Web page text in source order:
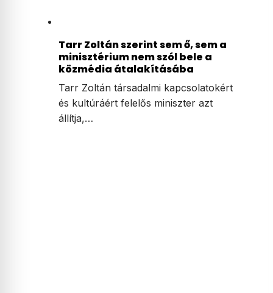
Tarr Zoltán szerint sem ő, sem a
minisztérium nem szól bele a
közmédia átalakításába
Tarr Zoltán társadalmi kapcsolatokért
és kultúráért felelős miniszter azt
állítja,…